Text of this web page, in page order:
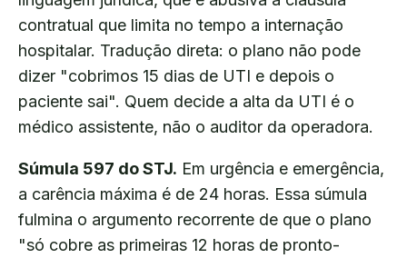
contratual que limita no tempo a internação
hospitalar. Tradução direta: o plano não pode
dizer "cobrimos 15 dias de UTI e depois o
paciente sai". Quem decide a alta da UTI é o
médico assistente, não o auditor da operadora.
Súmula 597 do STJ. Em urgência e emergência,
a carência máxima é de 24 horas. Essa súmula
fulmina o argumento recorrente de que o plano
"só cobre as primeiras 12 horas de pronto-